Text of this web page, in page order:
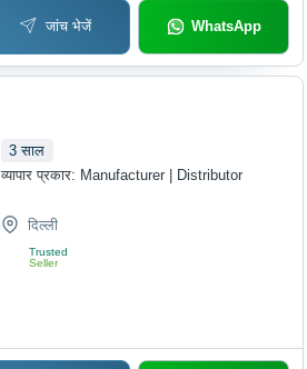
जांच भेजें WhatsApp
3 साल
व्यापार प्रकार: Manufacturer | Distributor
दिल्ली
Trusted
Seller